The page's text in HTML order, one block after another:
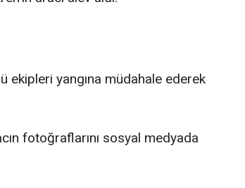
ekipleri yangına müdahale ederek
fotoğraflarını sosyal medyada